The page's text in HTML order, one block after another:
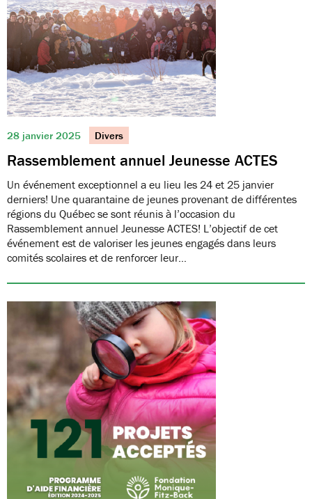
28 janvier 2025 Divers
Rassemblement annuel Jeunesse ACTES
Un événement exceptionnel a eu lieu les 24 et 25 janvier
derniers! Une quarantaine de jeunes provenant de différentes
régions du Québec se sont réunis à l’occasion du
Rassemblement annuel Jeunesse ACTES! L’objectif de cet
événement est de valoriser les jeunes engagés dans leurs
comités scolaires et de renforcer leur…